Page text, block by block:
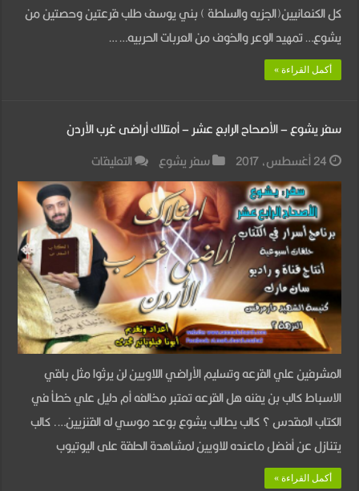
كل الكنعانيين(الجزيه والسلطة ) بني يوسف طلب قرعتين وحصتين من
يشوع… تمهيد الوعر والخوف من العربات الحربيه… …
أكمل القراءة »
سفر يشوع – الأصحاح الرابع عشر – أمتلاك أراضى غرب الأردن
24 أغسطس، 2017
سفر يشوع التعليقات
سفر
يشوع
–
الأصحاح
الرابع
عشر
–
أمتلاك
أراضى
غرب
الأردن
مغلقة
المشرفين علي القرعه وتسليم الأراضي اللاويين لن يرثوا مثل باقي
الاسباط كالب بن يفنه هل القرعه تعتبر مخالفه أم دليل علي خطأ في
الكتاب المقدس ؟ كالب يطالب يشوع بوعد موسي له القنزيين…. كالب
يتنازل عن أفضل ماعنده للاويين لمشاهدة الحلقة على اليوتيوب
أكمل القراءة »